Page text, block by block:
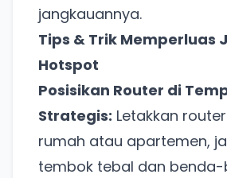
jangkauannya.
Tips & Trik Memperluas
Hotspot
Posisikan Router di
Strategis: Letakkan
rumah atau apartemen,
tembok tebal dan